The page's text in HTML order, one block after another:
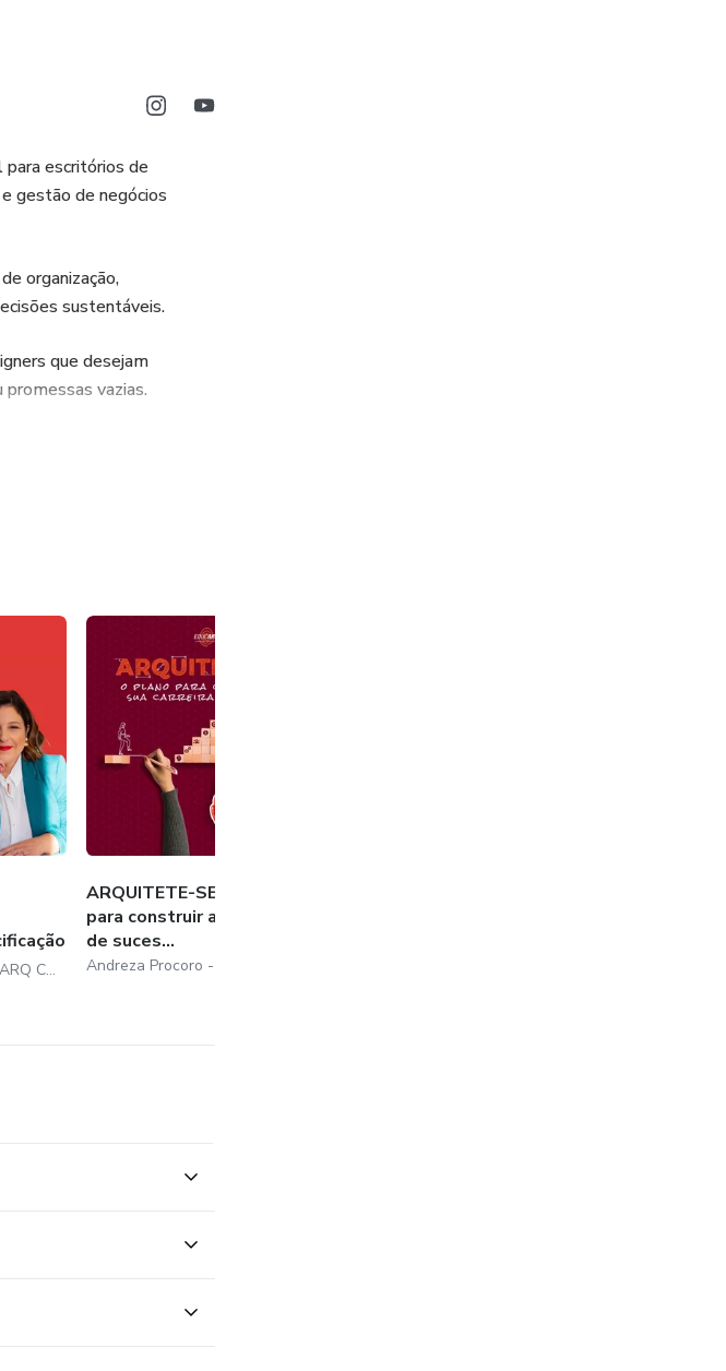
técnica não são
e consistência.
escritórios de
gestão de negócios
organização,
sustentáveis.
que desejam
vazias.
não por falta de
conscientes,
individual,
profissional.
Andreza Procoro - EDUCARQ CURSOS
ARQUITETE-SE: o plano
para construir a sua carreira
de suces...